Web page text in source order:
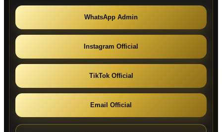
WhatsApp Admin
Instagram Official
TikTok Official
Email Official